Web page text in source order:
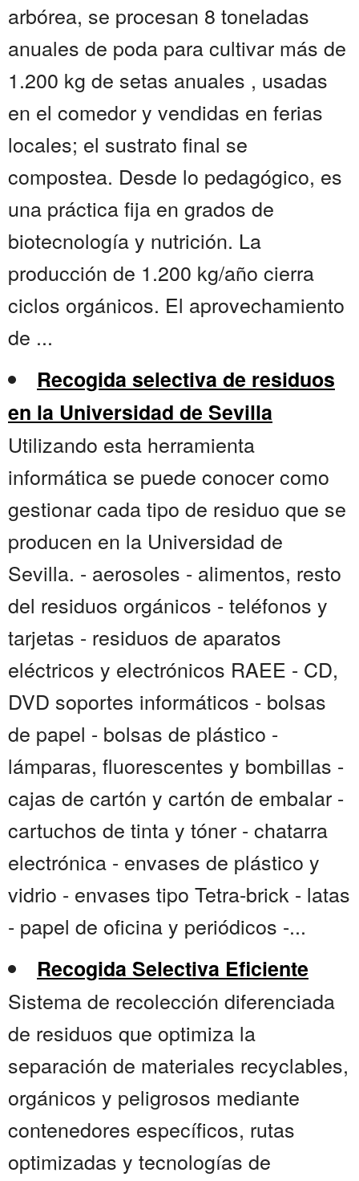
arbórea, se procesan 8 toneladas
anuales de poda para cultivar más de
1.200 kg de setas anuales , usadas
en el comedor y vendidas en ferias
locales; el sustrato final se
compostea. Desde lo pedagógico, es
una práctica fija en grados de
biotecnología y nutrición. La
producción de 1.200 kg/año cierra
ciclos orgánicos. El aprovechamiento
de ...
Recogida selectiva de residuos
en la Universidad de Sevilla
Utilizando esta herramienta
informática se puede conocer como
gestionar cada tipo de residuo que se
producen en la Universidad de
Sevilla. - aerosoles - alimentos, resto
del residuos orgánicos - teléfonos y
tarjetas - residuos de aparatos
eléctricos y electrónicos RAEE - CD,
DVD soportes informáticos - bolsas
de papel - bolsas de plástico -
lámparas, fluorescentes y bombillas -
cajas de cartón y cartón de embalar -
cartuchos de tinta y tóner - chatarra
electrónica - envases de plástico y
vidrio - envases tipo Tetra-brick - latas
- papel de oficina y periódicos -...
Recogida Selectiva Eficiente
Sistema de recolección diferenciada
de residuos que optimiza la
separación de materiales recyclables,
orgánicos y peligrosos mediante
contenedores específicos, rutas
optimizadas y tecnologías de